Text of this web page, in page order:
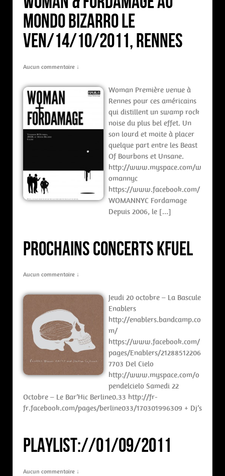
Mondo Bizarro le
ven/14/10/2011, Rennes
Aucun commentaire ↓
Woman Première venue à
Rennes pour ces américains
qui distillent un swamp rock
noise du plus bel effet. Un
son lourd et moite à placer
quelque part entre les Beast
Of Bourbons et Unsane.
http://www.myspace.com/w
omannyc
https://www.facebook.com/
WOMANNYC Fordamage
Depuis 2006, le […]
Prochains concerts Kfuel
Aucun commentaire ↓
Jeudi 20 octobre – La Bascule
Enablers
http://enablers.bandcamp.co
m/
https://www.facebook.com/
pages/Enablers/21288512206
7703 Del Cielo
http://www.myspace.com/o
pendelcielo Samedi 22
Octobre – Le Bar’Hic Berline0.33 http://fr-
fr.facebook.com/pages/berline033/170301996309 + Dj’s
PLAYLIST://01/09/2011
Aucun commentaire ↓